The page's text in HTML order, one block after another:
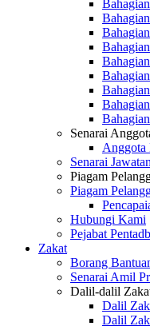
Senarai
Anggota
Senarai
Piagam
Piagam
Hubungi Kami
Pejabat
Zakat
Borang
Senarai Amil
Dalil-dalil
Dalil
Dalil